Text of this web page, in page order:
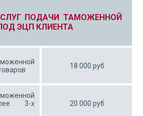
ПОДАЧИ ТАМОЖЕННОЙ
ЭЦП КЛИЕНТА
18 000 руб
3-х
20 000 руб